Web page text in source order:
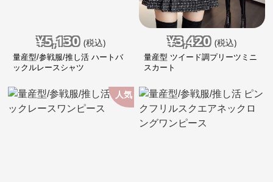
¥5,130 (税込)
量産型/参戦服/推し活 ハートバ
ックルレースシャツ
¥3,420 (税込)
量産型 ツイード調プリーツミニ
スカート
人気